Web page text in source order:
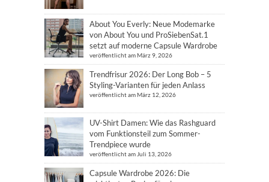
About You Everly: Neue Modemarke
von About You und ProSiebenSat.1
setzt auf moderne Capsule Wardrobe
veröffentlicht am März 9, 2026
Trendfrisur 2026: Der Long Bob – 5
Styling-Varianten für jeden Anlass
veröffentlicht am März 12, 2026
UV-Shirt Damen: Wie das Rashguard
vom Funktionsteil zum Sommer-
Trendpiece wurde
veröffentlicht am Juli 13, 2026
Capsule Wardrobe 2026: Die